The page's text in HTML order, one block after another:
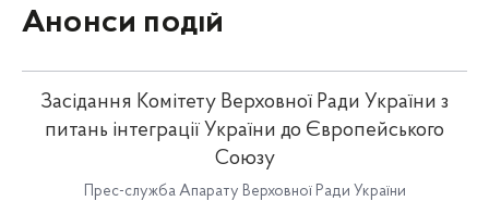
Анонси подій
Засідання Комітету Верховної Ради України з
питань інтеграції України до Європейського
Союзу
Прес-служба Апарату Верховної Ради України